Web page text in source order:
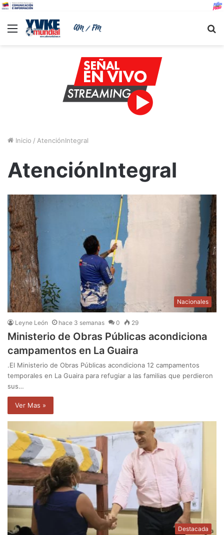
Menu
Inicio / AtenciónIntegral
AtenciónIntegral
Nacionales
Leyne León hace 3 semanas 0 29
Ministerio de Obras Públicas acondiciona
campamentos en La Guaira
.El Ministerio de Obras Públicas acondiciona 12 campamentos
temporales en La Guaira para refugiar a las familias que perdieron
sus…
Ver Mas »
Destacada